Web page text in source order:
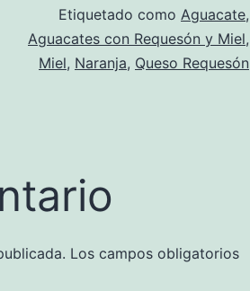
Etiquetado como Aguacate,
Aguacates con Requesón y Miel,
Miel, Naranja, Queso Requesón
Los campos obligatorios